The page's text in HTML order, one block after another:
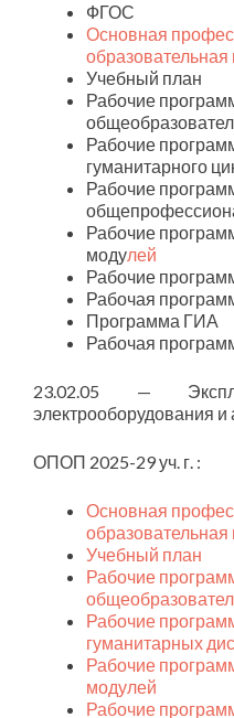
ФГОС
Основная
Учебный план
Рабочие
Рабочие
гуманитарного
Рабочие
Рабочие
модулей
Рабочие
Рабочая
Программа ГИА
Рабочая
23.02.05 —
электрооборудования и
ОПОП 2025-29 уч. г. :
Основная
Учебный план
Рабочие
Рабочие
гуманитарных
Рабочие
модулей
Рабочие